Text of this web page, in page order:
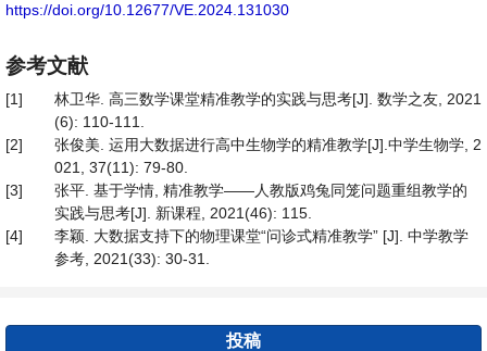
https://doi.org/10.12677/VE.2024.131030
参考文献
[1]
林卫华. 高三数学课堂精准教学的实践与思考[J]. 数学之友, 2021
(6): 110-111.
[2]
张俊美. 运用大数据进行高中生物学的精准教学[J].中学生物学, 2
021, 37(11): 79-80.
[3]
张平. 基于学情, 精准教学——人教版鸡兔同笼问题重组教学的
实践与思考[J]. 新课程, 2021(46): 115.
[4]
李颖. 大数据支持下的物理课堂“问诊式精准教学” [J]. 中学教学
参考, 2021(33): 30-31.
投稿